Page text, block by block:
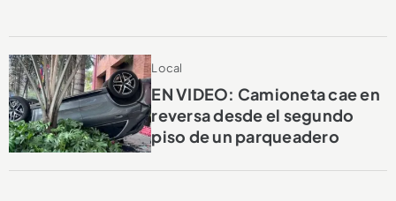
Local
EN VIDEO: Camioneta cae en
reversa desde el segundo
piso de un parqueadero